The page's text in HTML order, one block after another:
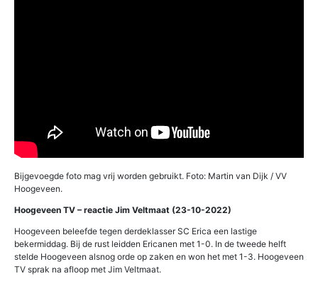
Bijgevoegde foto mag vrij worden gebruikt. Foto: Martin van Dijk / VV
Hoogeveen.
Hoogeveen TV – reactie Jim Veltmaat (23-10-2022)
Hoogeveen beleefde tegen derdeklasser SC Erica een lastige
bekermiddag. Bij de rust leidden Ericanen met 1-0. In de tweede helft
stelde Hoogeveen alsnog orde op zaken en won het met 1-3. Hoogeveen
TV sprak na afloop met Jim Veltmaat.